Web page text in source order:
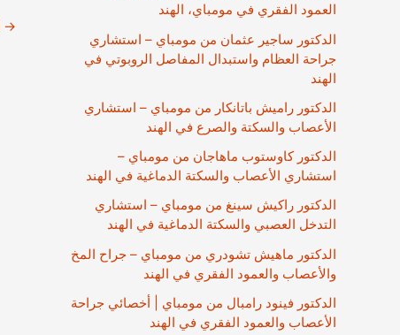
العمود الفقري في مومباي، الهند
الدكتور ساجير عثمان من مومباي – استشاري
جراحة العظام واستبدال المفاصل الروبوتي في
الهند
الدكتور راميش باتانكار من مومباي – استشاري
الأعصاب والسكتة والصرع في الهند
الدكتور كاوستوب ماهاجان من مومباي –
استشاري الأعصاب والسكتة الدماغية في الهند
الدكتور راكيش سينغ من مومباي – استشاري
التدخل العصبي والسكتة الدماغية في الهند
الدكتور ماهيش تشودري من مومباي – جراح المخ
والأعصاب والعمود الفقري في الهند
الدكتور فينود رامبال من مومباي | أخصائي جراحة
الأعصاب والعمود الفقري في الهند
→